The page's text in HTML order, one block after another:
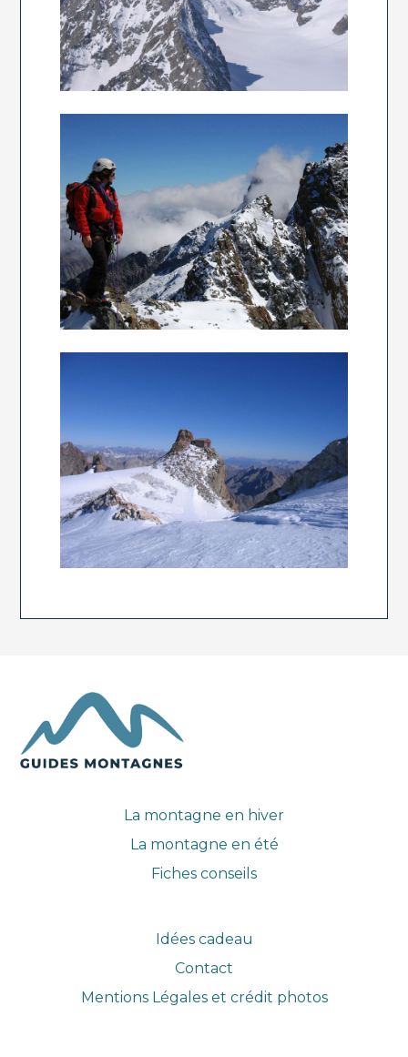
LE DÔME DES ECRINS
LE RATEAU
La montagne en hiver
La montagne en été
Fiches conseils
Idées cadeau
Contact
Mentions Légales et crédit photos